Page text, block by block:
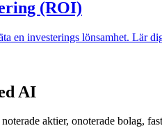
(ROI)
en investerings lönsamhet. Lär
AI
aktier, onoterade bolag,